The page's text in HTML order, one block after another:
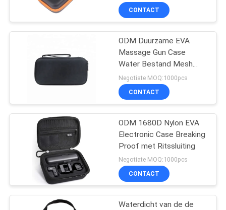
SITEMAP
POLICYHet dragen van EVA
geval
Geldzakjes
CONTACT
ODM Duurzame EVA
Massage Gun Case
Water Bestand Mesh
Lining
Negotiate MOQ:1000pcs
CONTACT
ODM 1680D Nylon EVA
Electronic Case Breaking
Proof met Ritssluiting
Negotiate MOQ:1000pcs
CONTACT
Waterdicht van de de